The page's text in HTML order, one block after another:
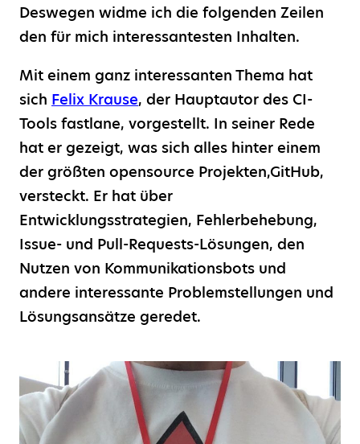
Deswegen widme ich die folgenden Zeilen
den für mich interessantesten Inhalten.
Mit einem ganz interessanten Thema hat
sich Felix Krause, der Hauptautor des CI-
Tools fastlane, vorgestellt. In seiner Rede
hat er gezeigt, was sich alles hinter einem
der größten opensource Projekten,GitHub,
versteckt. Er hat über
Entwicklungsstrategien, Fehlerbehebung,
Issue- und Pull-Requests-Lösungen, den
Nutzen von Kommunikationsbots und
andere interessante Problemstellungen und
Lösungsansätze geredet.